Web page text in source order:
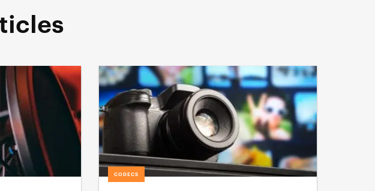
CODECS